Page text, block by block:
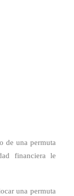
de una permuta
financiera le
una permuta